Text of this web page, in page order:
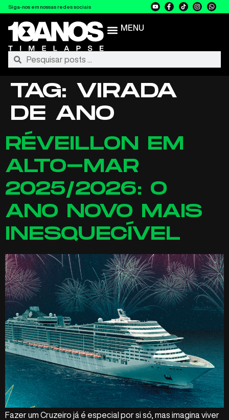
Siga-nos em nossas redes sociais
MENU
TAG: VIRADA
DE ANO
RÉVEILLON EM
ALTO-MAR
2025/2026: O
ANO NOVO MAIS
INESQUECÍVEL
Fazer um Cruzeiro já é especial por si só, mas imagina viver